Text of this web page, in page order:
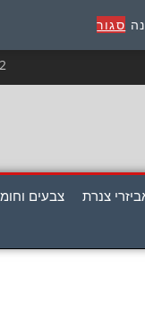
סגור
צנרת
צבעים